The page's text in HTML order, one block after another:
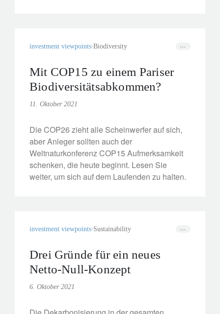
investment viewpoints Biodiversity
Mit COP15 zu einem Pariser
Biodiversitätsabkommen?
11. Oktober 2021
Die COP26 zieht alle Scheinwerfer auf sich,
aber Anleger sollten auch der
Weltnaturkonferenz COP15 Aufmerksamkeit
schenken, die heute beginnt. Lesen Sie
weiter, um sich auf dem Laufenden zu halten.
investment viewpoints Sustainability
Drei Gründe für ein neues
Netto-Null-Konzept
6. Oktober 2021